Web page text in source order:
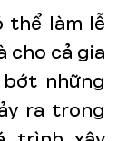
thể làm lễ
cho cả gia
những
ra trong